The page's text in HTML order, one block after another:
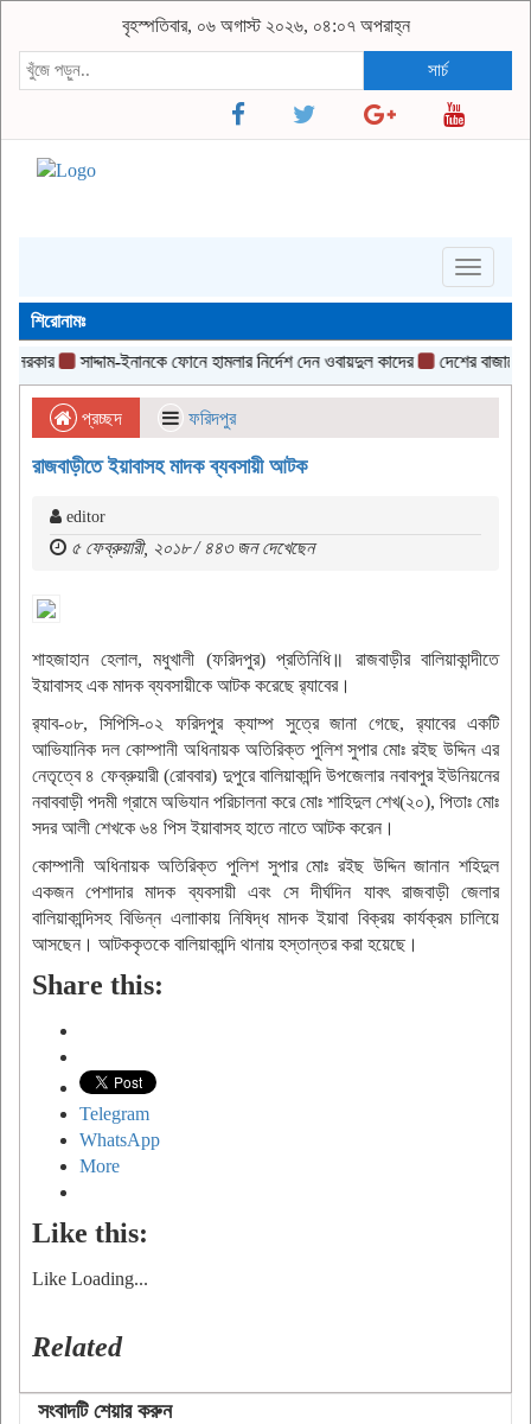
বৃহস্পতিবার, ০৬ অগাস্ট ২০২৬, ০৪:০৭ অপরাহ্ন
সার্চ
Toggle
শিরোনামঃ
সাদ্দাম-ইনানকে ফোনে হামলার নির্দেশ দেন ওবায়দুল কাদের দেশের বাজারে
প্রচ্ছদ ফরিদপুর
রাজবাড়ীতে ইয়াবাসহ মাদক ব্যবসায়ী আটক
editor
৫ ফেব্রুয়ারী, ২০১৮ / ৪৪৩ জন দেখেছেন
শাহজাহান হেলাল, মধুখালী (ফরিদপুর) প্রতিনিধি॥ রাজবাড়ীর বালিয়াকান্দীতে
ইয়াবাসহ এক মাদক ব্যবসায়ীকে আটক করেছে র‌্যাবের।
র‌্যাব-০৮, সিপিসি-০২ ফরিদপুর ক্যাম্প সুত্রে জানা গেছে, র‌্যাবের একটি
আভিযানিক দল কোম্পানী অধিনায়ক অতিরিক্ত পুলিশ সুপার মোঃ রইছ উদ্দিন এর
নেতৃত্বে ৪ ফেব্রুয়ারী (রোববার) দুপুরে বালিয়াকান্দি উপজেলার নবাবপুর ইউনিয়নের
নবাববাড়ী পদমী গ্রামে অভিযান পরিচালনা করে মোঃ শাহিদুল শেখ(২০), পিতাঃ মোঃ
সদর আলী শেখকে ৬৪ পিস ইয়াবাসহ হাতে নাতে আটক করেন।
কোম্পানী অধিনায়ক অতিরিক্ত পুলিশ সুপার মোঃ রইছ উদ্দিন জানান শহিদুল
একজন পেশাদার মাদক ব্যবসায়ী এবং সে দীর্ঘদিন যাবৎ রাজবাড়ী জেলার
বালিয়াকান্দিসহ বিভিন্ন এলাাকায় নিষিদ্ধ মাদক ইয়াবা বিক্রয় কার্যক্রম চালিয়ে
আসছেন। আটককৃতকে বালিয়াকান্দি থানায় হস্তান্তর করা হয়েছে।
Share this:
Telegram
WhatsApp
More
Like this:
Like Loading...
Related
সংবাদটি শেয়ার করুন